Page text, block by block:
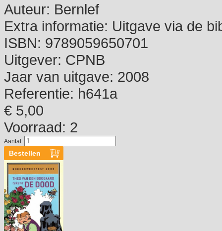
Auteur: Bernlef
Extra informatie: Uitgave via de
ISBN: 9789059650701
Uitgever: CPNB
Jaar van uitgave: 2008
Referentie: h641a
€ 5,00
Voorraad: 2
Aantal: